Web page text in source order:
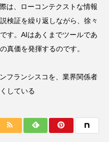
は、ローコンテクストな情報
検証を繰り返しながら、徐々
す。AIはあくまでツールであ
真価を発揮するのです。
フランシスコを、業界関係者
している